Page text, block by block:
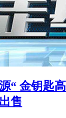
“ 金钥匙
售